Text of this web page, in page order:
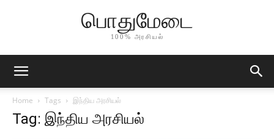
பொதுமேடை
100% அரசியல்
Home Tags இந்திய அரசியல்
Tag: இந்திய அரசியல்